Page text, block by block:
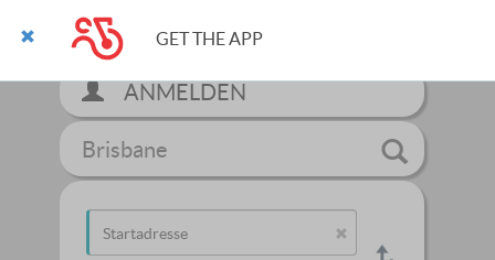
ANMELDEN
Brisbane
GET THE APP